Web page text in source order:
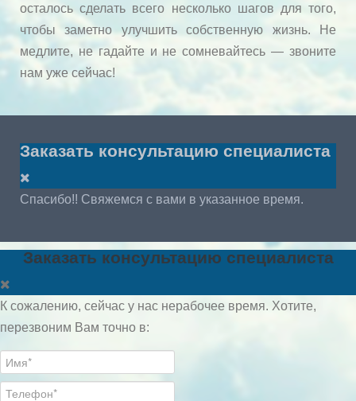
осталось сделать всего несколько шагов для того,
чтобы заметно улучшить собственную жизнь. Не
медлите, не гадайте и не сомневайтесь — звоните
нам уже сейчас!
Заказать консультацию специалиста
Спасибо!! Свяжемся с вами в указанное время.
Заказать консультацию специалиста
К сожалению, сейчас у нас нерабочее время. Хотите,
перезвоним Вам точно в: